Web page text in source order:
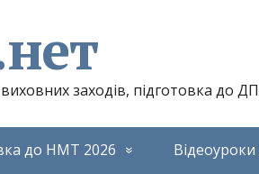
виховних заходів, підготовка до
до НМТ 2026